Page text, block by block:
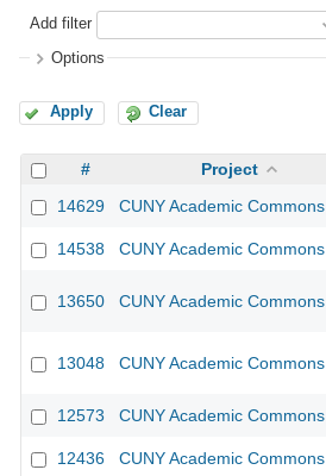
Add filter
Options
Apply Clear
# Project
14629
CUNY Academic Commons
14538 CUNY Academic Commons
13650 CUNY Academic Commons
13048 CUNY Academic Commons
12573 CUNY Academic Commons
12436 CUNY Academic Commons